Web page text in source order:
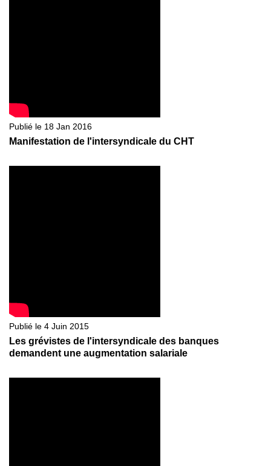
Publié le 18 Jan 2016
Manifestation de l'intersyndicale du CHT
Publié le 4 Juin 2015
Les grévistes de l'intersyndicale des banques
demandent une augmentation salariale